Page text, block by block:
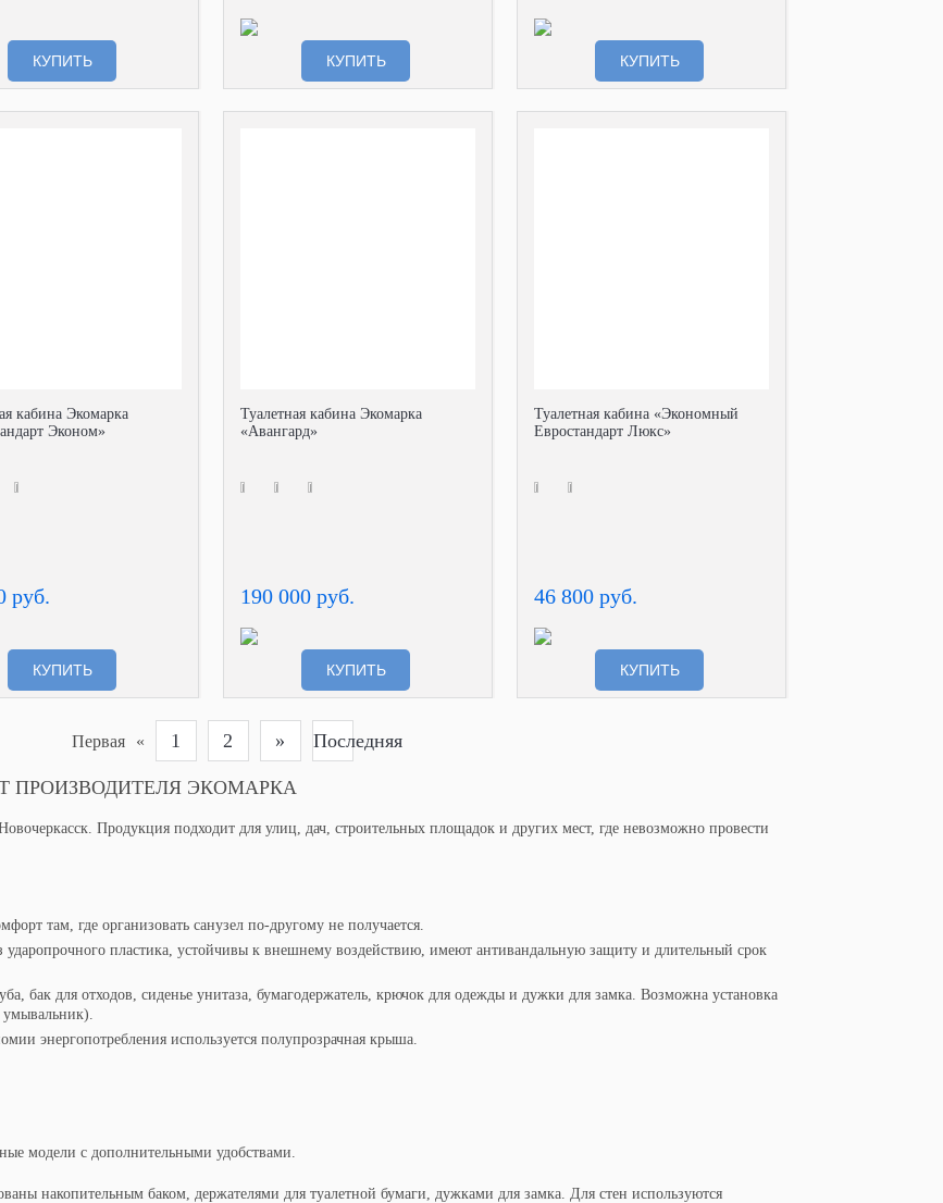
КУПИТЬ КУПИТЬ КУПИТЬ
кабина Экомарка
Эконом»
руб.
КУПИТЬ
Туалетная кабина Экомарка
«Авангард»
190 000 руб.
КУПИТЬ
Туалетная кабина «Экономный
Евростандарт Люкс»
46 800 руб.
КУПИТЬ
Первая « 1 2 » Последняя
ПРОИЗВОДИТЕЛЯ ЭКОМАРКА
Продукция подходит для улиц, дач, строительных площадок и других мест, где невозможно провести
там, где организовать санузел по-другому не получается.
пластика, устойчивы к внешнему воздействию, имеют антивандальную защиту и длительный срок
бак для отходов, сиденье унитаза, бумагодержатель, крючок для одежды и дужки для замка. Возможна установка
умывальник).
энергопотребления используется полупрозрачная крыша.
модели с дополнительными удобствами.
накопительным баком, держателями для туалетной бумаги, дужками для замка. Для стен используются